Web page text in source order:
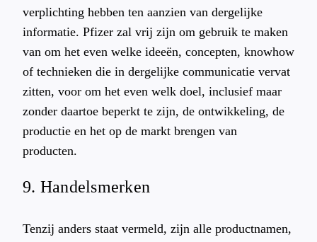
verplichting hebben ten aanzien van dergelijke
informatie. Pfizer zal vrij zijn om gebruik te maken
van om het even welke ideeën, concepten, knowhow
of technieken die in dergelijke communicatie vervat
zitten, voor om het even welk doel, inclusief maar
zonder daartoe beperkt te zijn, de ontwikkeling, de
productie en het op de markt brengen van
producten.
9. Handelsmerken
Tenzij anders staat vermeld, zijn alle productnamen,